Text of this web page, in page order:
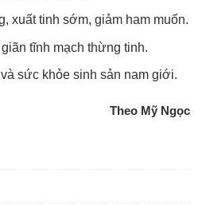
xuất tinh sớm, giảm ham muốn.
tĩnh mạch thừng tinh.
sức khỏe sinh sản nam giới.
Theo Mỹ Ngọc